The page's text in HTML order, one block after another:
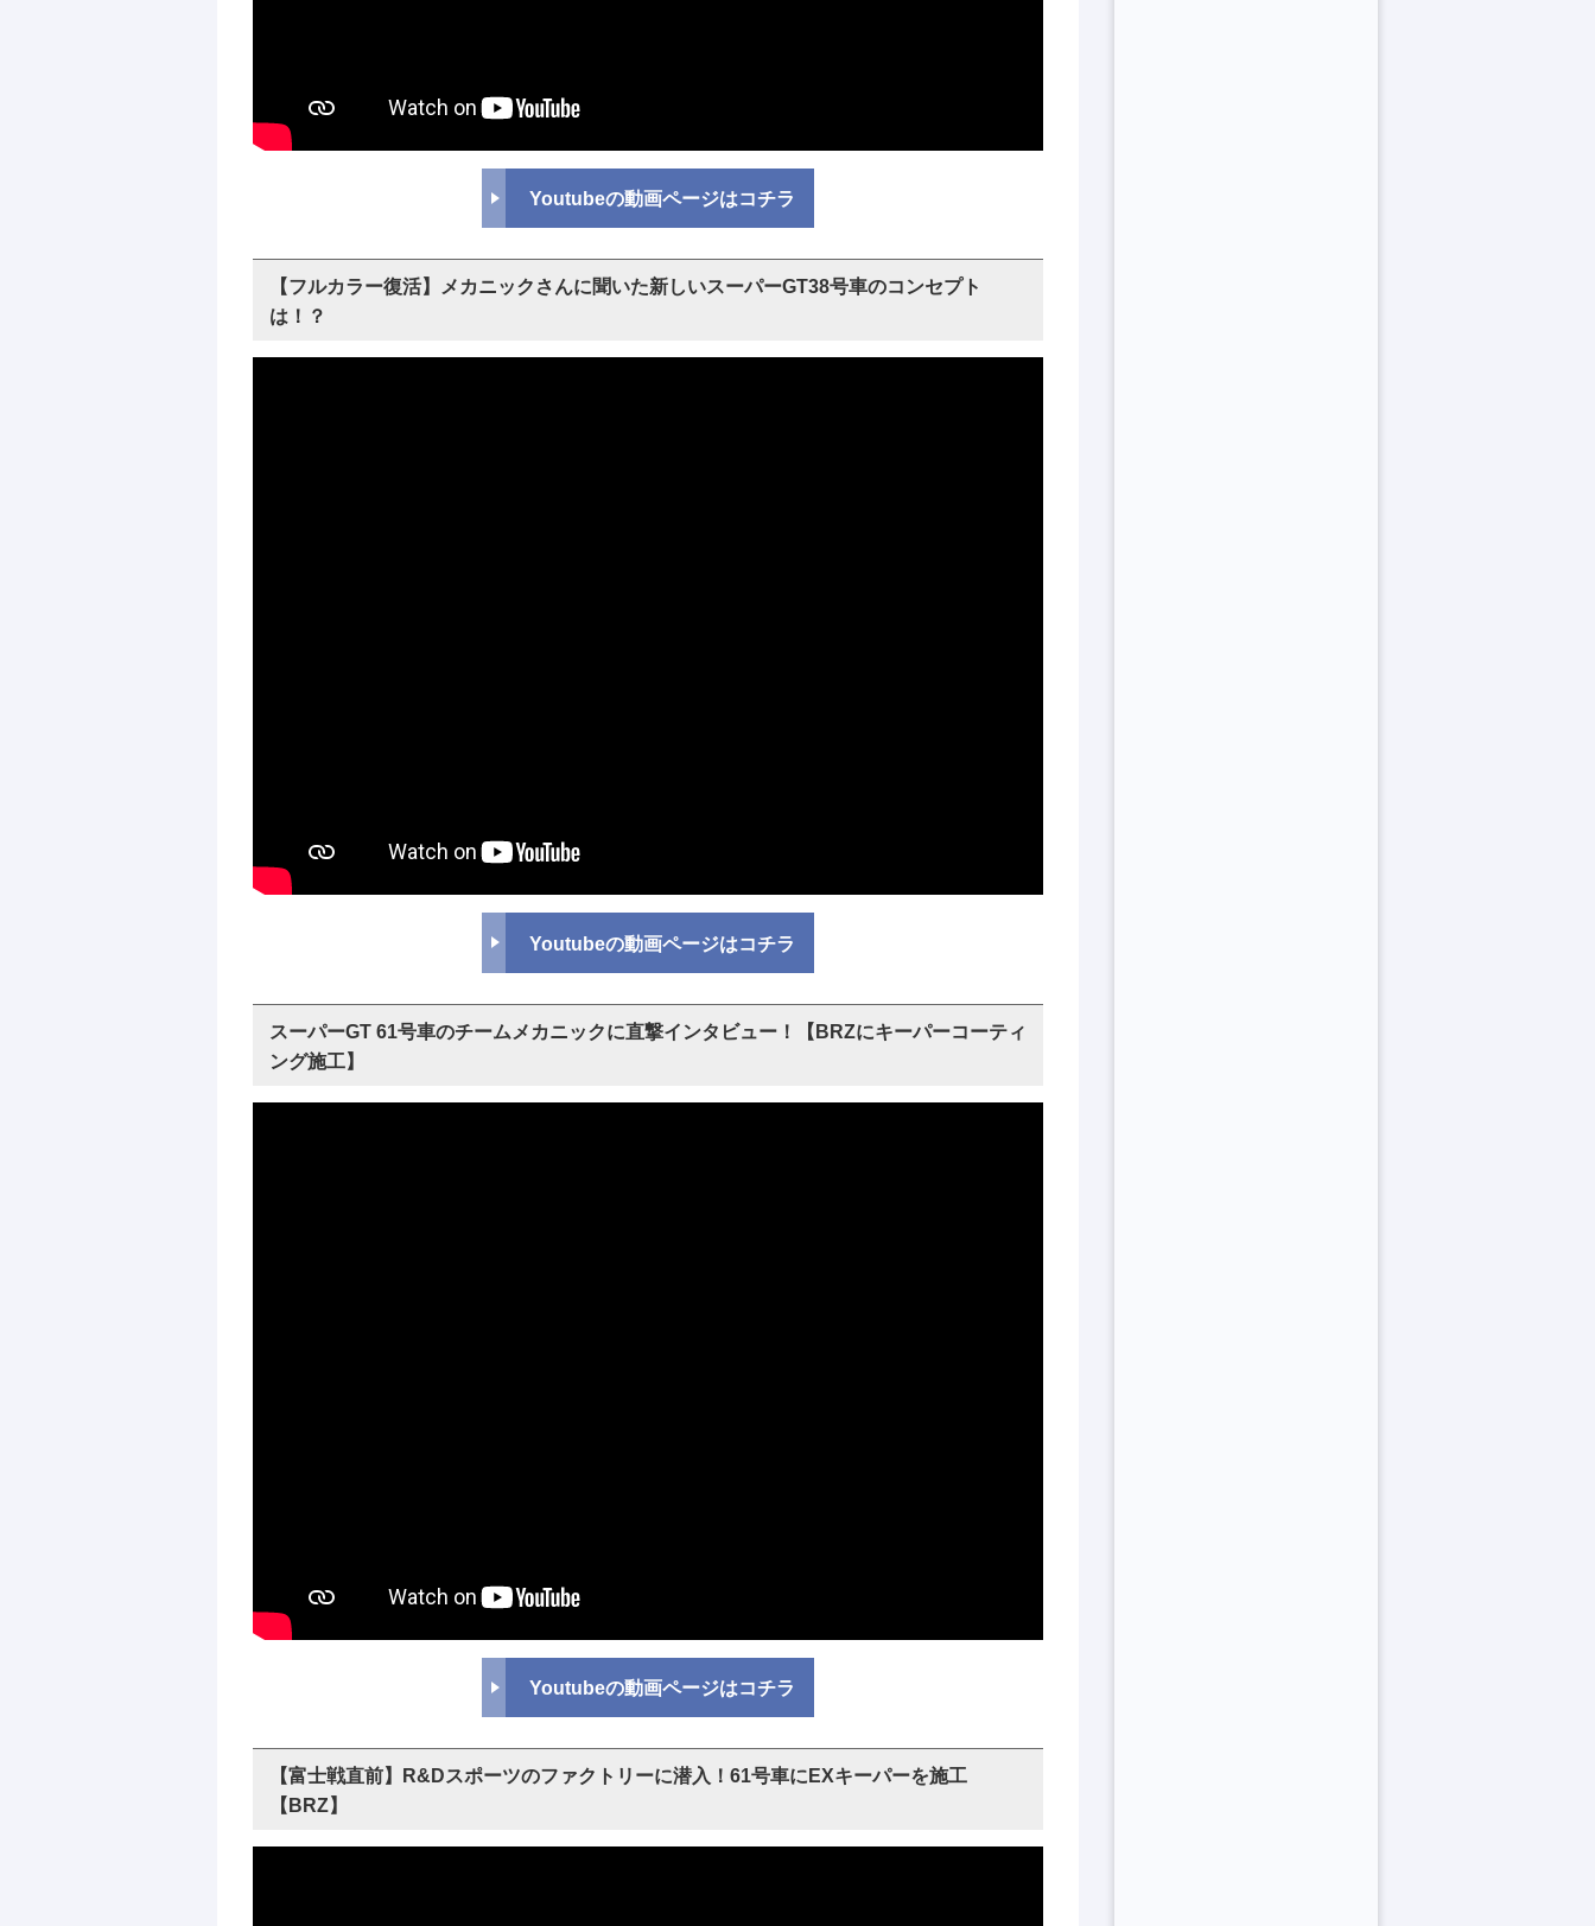
Youtubeの動画ページはコチラ
【フルカラー復活】メカニックさんに聞いた新しいスーパーGT38号車のコンセプト
は！？
Youtubeの動画ページはコチラ
スーパーGT 61号車のチームメカニックに直撃インタビュー！【BRZにキーパーコーティ
ング施工】
Youtubeの動画ページはコチラ
【富士戦直前】R&Dスポーツのファクトリーに潜入！61号車にEXキーパーを施工
【BRZ】